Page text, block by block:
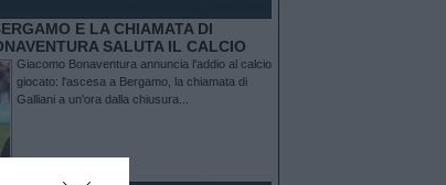
E LA CHIAMATA DI
SALUTA IL CALCIO
Giacomo Bonaventura annuncia l'addio al calcio
giocato: l'ascesa a Bergamo, la chiamata di
Galliani a un'ora dalla chiusura...